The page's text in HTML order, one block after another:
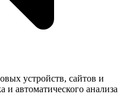
устройств, сайтов и
автоматического анализа